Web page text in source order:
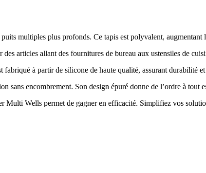
multiples plus profonds. Ce tapis est polyvalent, augmentant
articles allant des fournitures de bureau aux ustensiles de
à partir de silicone de haute qualité, assurant durabilité
sans encombrement. Son design épuré donne de l’ordre à tout
Wells permet de gagner en efficacité. Simplifiez vos